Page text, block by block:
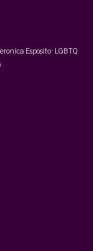
Esposito· LGBTQ